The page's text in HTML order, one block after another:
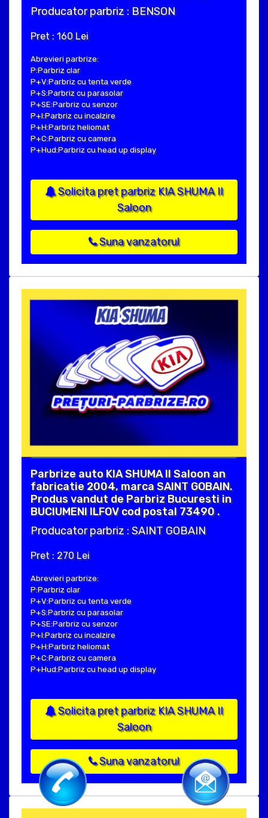
Producator parbriz : BENSON
Pret : 160 Lei
Abrevieri parbrize:
P:Parbriz clar
P+V:Parbriz cu tenta verde
P+S:Parbriz cu parasolar
P+SE:Parbriz cu senzor
P+I:Parbriz cu incalzire
P+H:Parbriz heliomat
P+C:Parbriz cu camera
P+Hud:Parbriz cu head up display
Solicita pret parbriz KIA SHUMA II
Saloon
Suna vanzatorul
Parbrize auto KIA SHUMA II Saloon an
fabricatie 2004, marca SAINT GOBAIN.
Produs vandut de Parbriz Bucuresti in
BUCIUMENI ILFOV cod postal 73490 .
Producator parbriz : SAINT GOBAIN
Pret : 270 Lei
Abrevieri parbrize:
P:Parbriz clar
P+V:Parbriz cu tenta verde
P+S:Parbriz cu parasolar
P+SE:Parbriz cu senzor
P+I:Parbriz cu incalzire
P+H:Parbriz heliomat
P+C:Parbriz cu camera
P+Hud:Parbriz cu head up display
Solicita pret parbriz KIA SHUMA II
Saloon
Suna vanzatorul